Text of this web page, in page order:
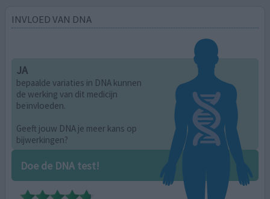
INVLOED VAN DNA
JA
bepaalde variaties in DNA kunnen
de werking van dit medicijn
beïnvloeden.
Geeft jouw DNA je meer kans op
bijwerkingen?
Doe de DNA test!